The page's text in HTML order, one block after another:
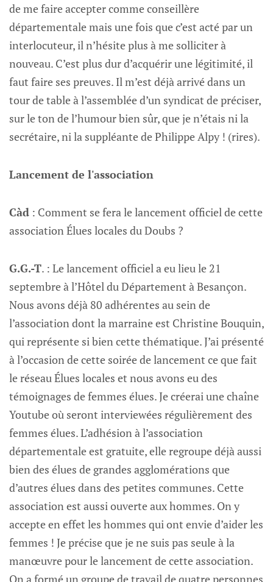
de me faire accepter comme conseillère
départementale mais une fois que c’est acté par un
interlocuteur, il n’hésite plus à me solliciter à
nouveau. C’est plus dur d’acquérir une légitimité, il
faut faire ses preuves. Il m’est déjà arrivé dans un
tour de table à l’assemblée d’un syndicat de préciser,
sur le ton de l’humour bien sûr, que je n’étais ni la
secrétaire, ni la suppléante de Philippe Alpy ! (rires).
Lancement de l'association
Càd : Comment se fera le lancement officiel de cette
association Élues locales du Doubs ?
G.G.-T. : Le lancement officiel a eu lieu le 21
septembre à l’Hôtel du Département à Besançon.
Nous avons déjà 80 adhérentes au sein de
l’association dont la marraine est Christine Bouquin,
qui représente si bien cette thématique. J’ai présenté
à l’occasion de cette soirée de lancement ce que fait
le réseau Élues locales et nous avons eu des
témoignages de femmes élues. Je créerai une chaîne
Youtube où seront interviewées régulièrement des
femmes élues. L’adhésion à l’association
départementale est gratuite, elle regroupe déjà aussi
bien des élues de grandes agglomérations que
d’autres élues dans des petites communes. Cette
association est aussi ouverte aux hommes. On y
accepte en effet les hommes qui ont envie d’aider les
femmes ! Je précise que je ne suis pas seule à la
manœuvre pour le lancement de cette association.
On a formé un groupe de travail de quatre personnes